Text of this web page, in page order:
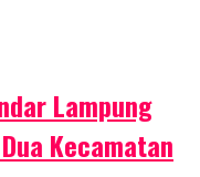
Lampung
Kecamatan